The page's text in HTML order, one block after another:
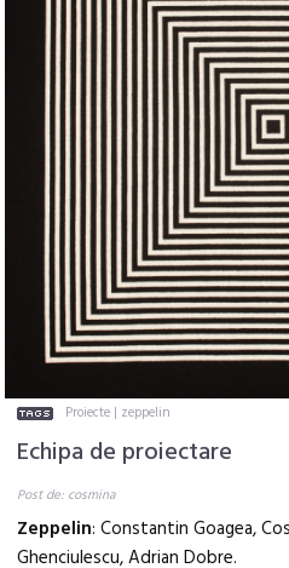
Proiecte | zeppelin
Echipa de proiectare
Post de: cosmina
Zeppelin: Constantin Goagea,
Ghenciulescu, Adrian Dobre.